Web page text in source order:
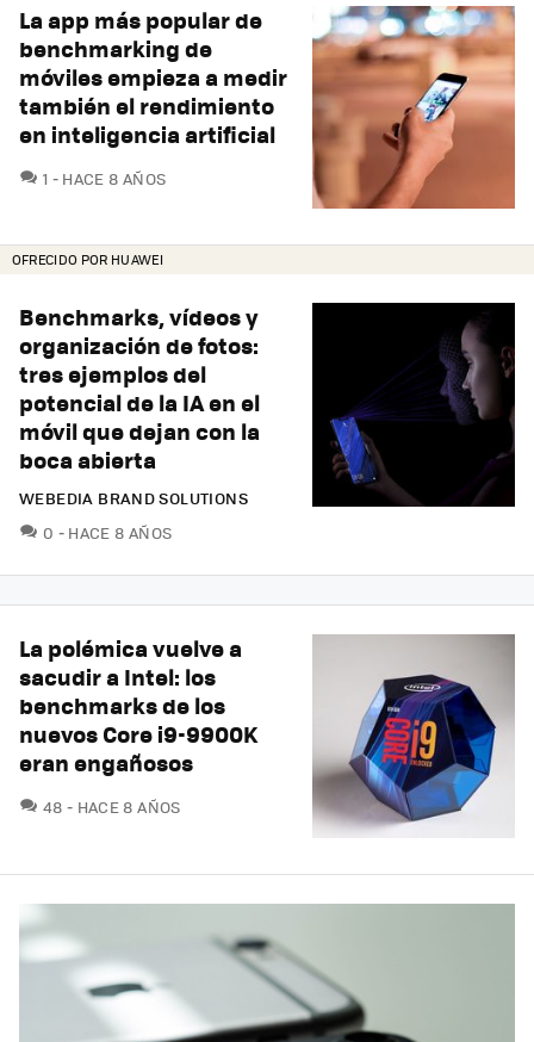
La app más popular de
benchmarking de
móviles empieza a medir
también el rendimiento
en inteligencia artificial
1 COMENTARIOS
HACE 8 AÑOS
OFRECIDO POR HUAWEI
Benchmarks, vídeos y
organización de fotos:
tres ejemplos del
potencial de la IA en el
móvil que dejan con la
boca abierta
WEBEDIA BRAND SOLUTIONS
0 COMENTARIOS
HACE 8 AÑOS
La polémica vuelve a
sacudir a Intel: los
benchmarks de los
nuevos Core i9-9900K
eran engañosos
48 COMENTARIOS
HACE 8 AÑOS